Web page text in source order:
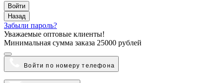
Войти
Назад
Забыли пароль?
Уважаемые оптовые клиенты!
Минимальная сумма заказа 25000 рублей
Войти по номеру телефона